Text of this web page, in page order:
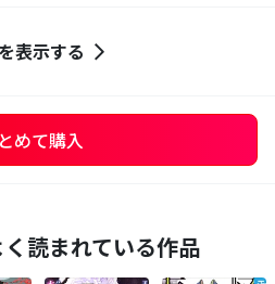
表示する
めて購入
読まれている作品